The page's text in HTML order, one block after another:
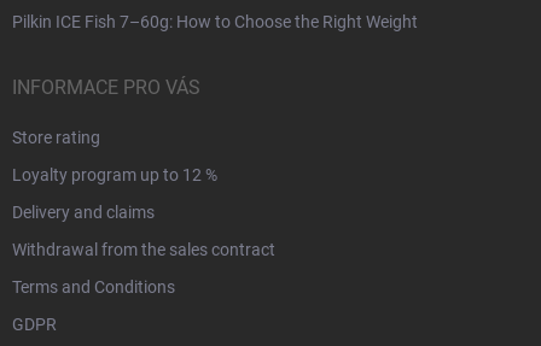
Pilkin ICE Fish 7–60g: How to Choose the Right Weight
INFORMACE PRO VÁS
Store rating
Loyalty program up to 12 %
Delivery and claims
Withdrawal from the sales contract
Terms and Conditions
GDPR